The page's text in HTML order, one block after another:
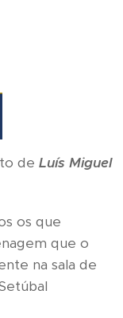
de Luís Miguel
os que
que o
na sala de